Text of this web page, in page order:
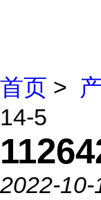
首页 >
14-5
2022-10-